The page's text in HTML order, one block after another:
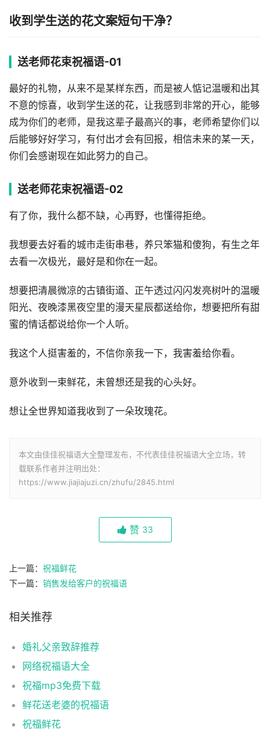
收到学生送的花文案短句干净？
送老师花束祝福语-01
最好的礼物，从来不是某样东西，而是被人惦记温暖和出其
不意的惊喜，收到学生送的花，让我感到非常的开心，能够
成为你们的老师，是我这辈子最高兴的事，老师希望你们以
后能够好好学习，有付出才会有回报，相信未来的某一天，
你们会感谢现在如此努力的自己。
送老师花束祝福语-02
有了你，我什么都不缺，心再野，也懂得拒绝。
我想要去好看的城市走街串巷，养只笨猫和傻狗，有生之年
去看一次极光，最好是和你在一起。
想要把清晨微凉的古镇街道、正午透过闪闪发亮树叶的温暖
阳光、夜晚漆黑夜空里的漫天星辰都送给你，想要把所有甜
蜜的情话都说给你一个人听。
我这个人挺害羞的，不信你亲我一下，我害羞给你看。
意外收到一束鲜花，未曾想还是我的心头好。
想让全世界知道我收到了一朵玫瑰花。
本文由佳佳祝福语大全整理发布，不代表佳佳祝福语大全立场，转
载联系作者并注明出处：
https://www.jiajiajuzi.cn/zhufu/2845.html
赞 33
上一篇： 祝福鲜花
下一篇： 销售发给客户的祝福语
相关推荐
婚礼父亲致辞推荐
网络祝福语大全
祝福mp3免费下载
鲜花送老婆的祝福语
祝福鲜花